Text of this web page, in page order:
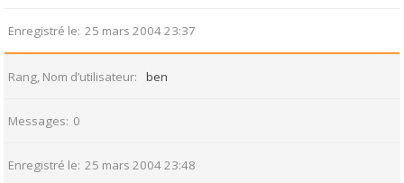
Enregistré le 25 mars 2004 23:37
Rang, Nom d’utilisateur ben
Messages 0
Enregistré le 25 mars 2004 23:48